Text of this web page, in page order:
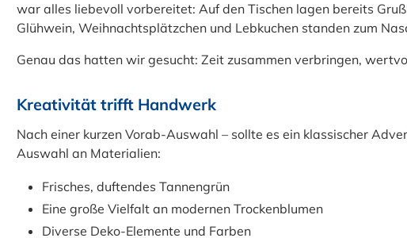
war alles liebevoll vorbereitet: Auf den Tischen lagen bereits
Glühwein, Weihnachtsplätzchen und Lebkuchen standen zum
Genau das hatten wir gesucht: Zeit zusammen verbringen,
Kreativität trifft Handwerk
Nach einer kurzen Vorab-Auswahl – sollte es ein klassischer
Auswahl an Materialien:
Frisches, duftendes Tannengrün
Eine große Vielfalt an modernen Trockenblumen
Diverse Deko-Elemente und Farben